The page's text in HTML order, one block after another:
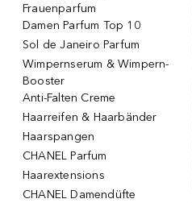
Frauenparfum
Damen Parfum Top 10
Sol de Janeiro Parfum
Wimpernserum & Wimpern-
Booster
Anti-Falten Creme
Haarreifen & Haarbänder
Haarspangen
CHANEL Parfum
Haarextensions
CHANEL Damendüfte